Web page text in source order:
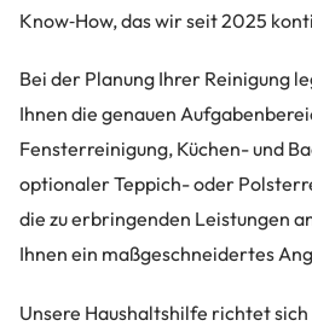
Know‑How, das wir seit 2025
Bei der Planung Ihrer Reinigung
Ihnen die genauen
Fensterreinigung, Küchen- und
optionaler Teppich- oder
die zu erbringenden Leistungen
Ihnen ein maßgeschneidertes
Unsere Haushaltshilfe richtet